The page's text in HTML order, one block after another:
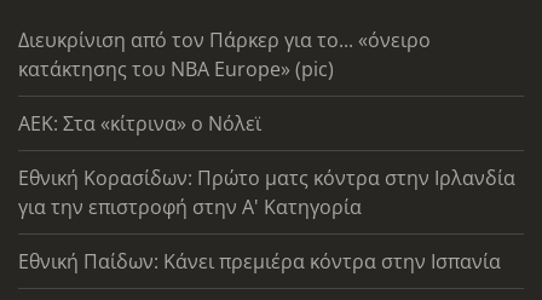
Διευκρίνιση από τον Πάρκερ για το... «όνειρο
κατάκτησης του ΝΒΑ Europe» (pic)
AEK: Στα «κίτρινα» ο Νόλεϊ
Εθνική Κορασίδων: Πρώτο ματς κόντρα στην Ιρλανδία
για την επιστροφή στην Α' Κατηγορία
Εθνική Παίδων: Κάνει πρεμιέρα κόντρα στην Ισπανία